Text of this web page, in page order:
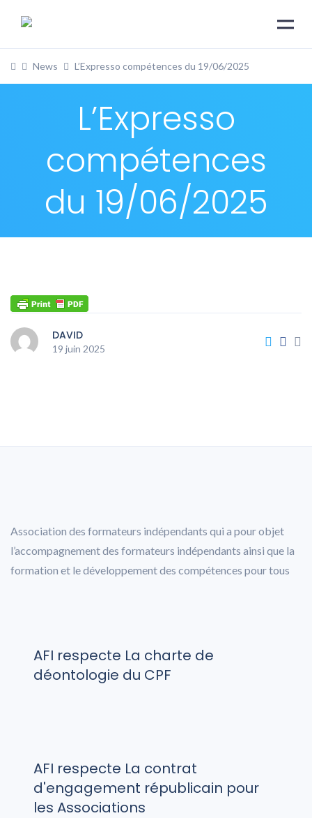
News L’Expresso compétences du 19/06/2025
L’Expresso
compétences
du 19/06/2025
DAVID
19 juin 2025
Association des formateurs indépendants qui a pour objet
l’accompagnement des formateurs indépendants ainsi que la
formation et le développement des compétences pour tous
AFI respecte La charte de
déontologie du CPF
AFI respecte La contrat
d'engagement républicain pour
les Associations